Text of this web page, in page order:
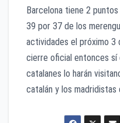
Barcelona tiene 2
39 por 37 de los
actividades el próximo 3
cierre oficial entonces sí
catalanes lo harán
catalán y los madridistas